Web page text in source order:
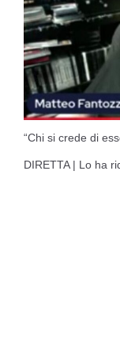
“Chi si crede di
DIRETTA | Lo ha